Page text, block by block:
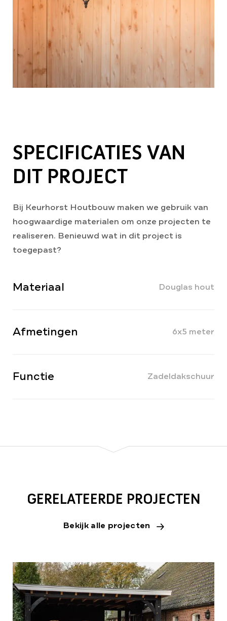
SPECIFICATIES VAN
DIT PROJECT
Bij Keurhorst Houtbouw maken we gebruik van
hoogwaardige materialen om onze projecten te
realiseren. Benieuwd wat in dit project is
toegepast?
Materiaal Douglas hout
Afmetingen 6x5 meter
Functie Zadeldakschuur
GERELATEERDE PROJECTEN
Bekijk alle projecten